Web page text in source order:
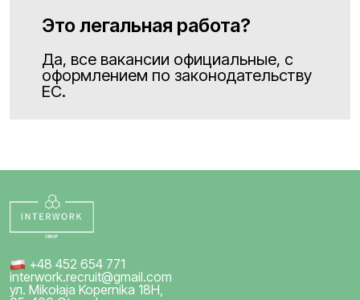
Это легальная работа?
Да, все вакансии официальные, с
оформлением по законодательству
ЕС.
+48 452 654 771
interwork.recruit@gmail.com
ул. Mikołaja Kopernika 18H,